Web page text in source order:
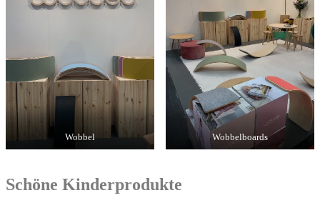
Wobbel Wobbelboards
Schöne Kinderprodukte